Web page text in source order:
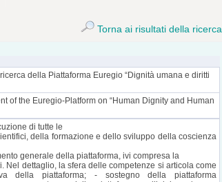
Torna ai risultati della ricerca
della Piattaforma Euregio “Dignità umana e diritti
of the Euregio-Platform on “Human Dignity and Human
di tutte le
della formazione e dello sviluppo della coscienza
generale della piattaforma, ivi compresa la
dettaglio, la sfera delle competenze si articola come
della piattaforma; - sostegno della piattaforma